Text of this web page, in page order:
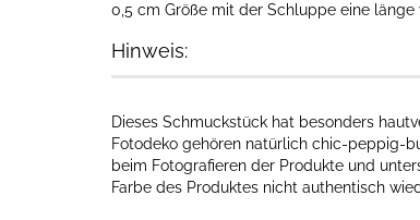
0,5 cm Größe mit der Schluppe eine länge
Hinweis:
Dieses Schmuckstück hat besonders
Fotodeko gehören natürlich chic-peppig-
beim Fotografieren der Produkte und
Farbe des Produktes nicht authentisch